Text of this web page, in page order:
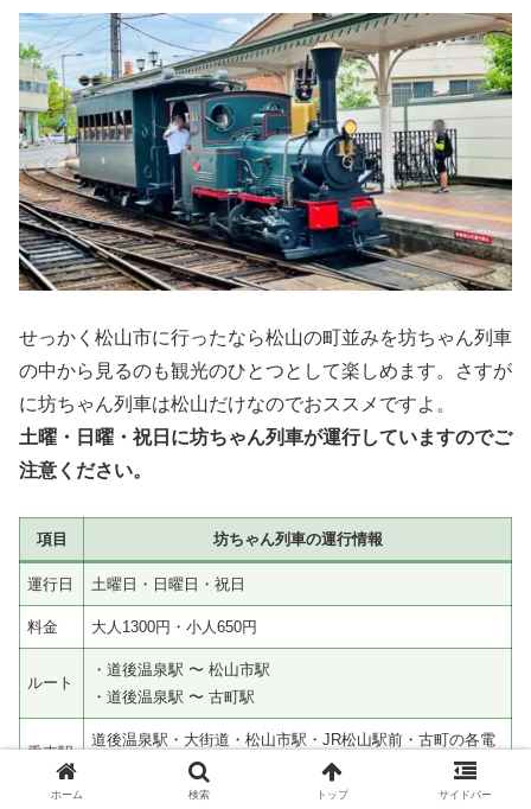
せっかく松山市に行ったなら松山の町並みを坊ちゃん列車
の中から見るのも観光のひとつとして楽しめます。さすが
に坊ちゃん列車は松山だけなのでおススメですよ。
土曜・日曜・祝日に坊ちゃん列車が運行していますのでご
注意ください。
項目 坊ちゃん列車の運行情報
運行日 土曜日・日曜日・祝日
料金 大人1300円・小人650円
ルート
・道後温泉駅 〜 松山市駅
・道後温泉駅 〜 古町駅
乗車駅
道後温泉駅・大街道・松山市駅・JR松山駅前・古町の各電
停よりご乗車いただけます。
ホーム 検索 トップ サイドバー